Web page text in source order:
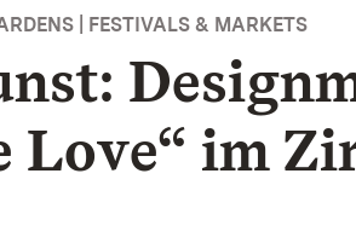
| FESTIVALS & MARKETS
Love“ im